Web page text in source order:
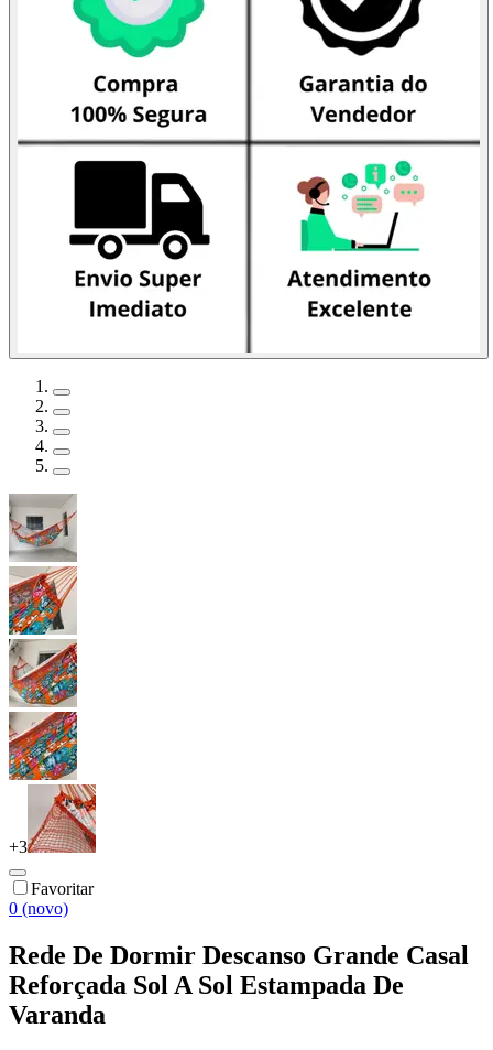
+3
Favoritar
0 (novo)
Rede De Dormir Descanso Grande Casal
Reforçada Sol A Sol Estampada De
Varanda